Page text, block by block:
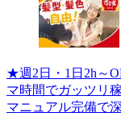
★週2日・1日2h～
マ時間でガッツリ
マニュアル完備で